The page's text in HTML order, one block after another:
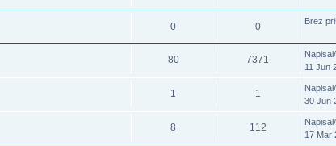
0 0 Brez
80 7371
11 Jun
1 1
30 Jun
8 112
17 Mar